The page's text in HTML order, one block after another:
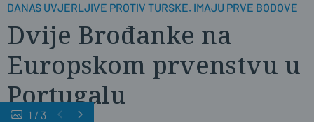
DANAS UVJERLJIVE PROTIV TURSKE. IMAJU PRVE BODOVE
Dvije Brođanke na
Europskom prvenstvu u
Portugalu
1 / 3